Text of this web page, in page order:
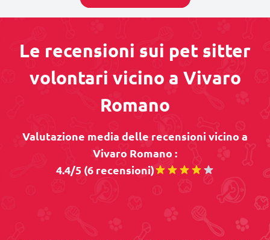
Le recensioni sui pet sitter
volontari vicino a Vivaro
Romano
Valutazione media delle recensioni vicino a
Vivaro Romano :
4.4/5 (6 recensioni)